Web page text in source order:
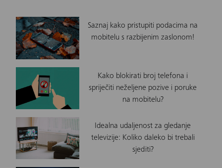
Saznaj kako pristupiti podacima na
mobitelu s razbijenim zaslonom!
Kako blokirati broj telefona i
spriječiti neželjene pozive i poruke
na mobitelu?
Idealna udaljenost za gledanje
televizije: Koliko daleko bi trebali
sjediti?